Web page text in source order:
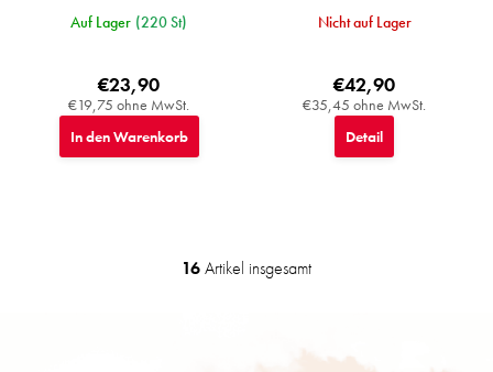
Auf Lager (220 St)
€19,75 ohne MwSt.
€23,90
In den Warenkorb
Nicht auf Lager
€35,45 ohne MwSt.
€42,90
Detail
S
16Artikel insgesamt